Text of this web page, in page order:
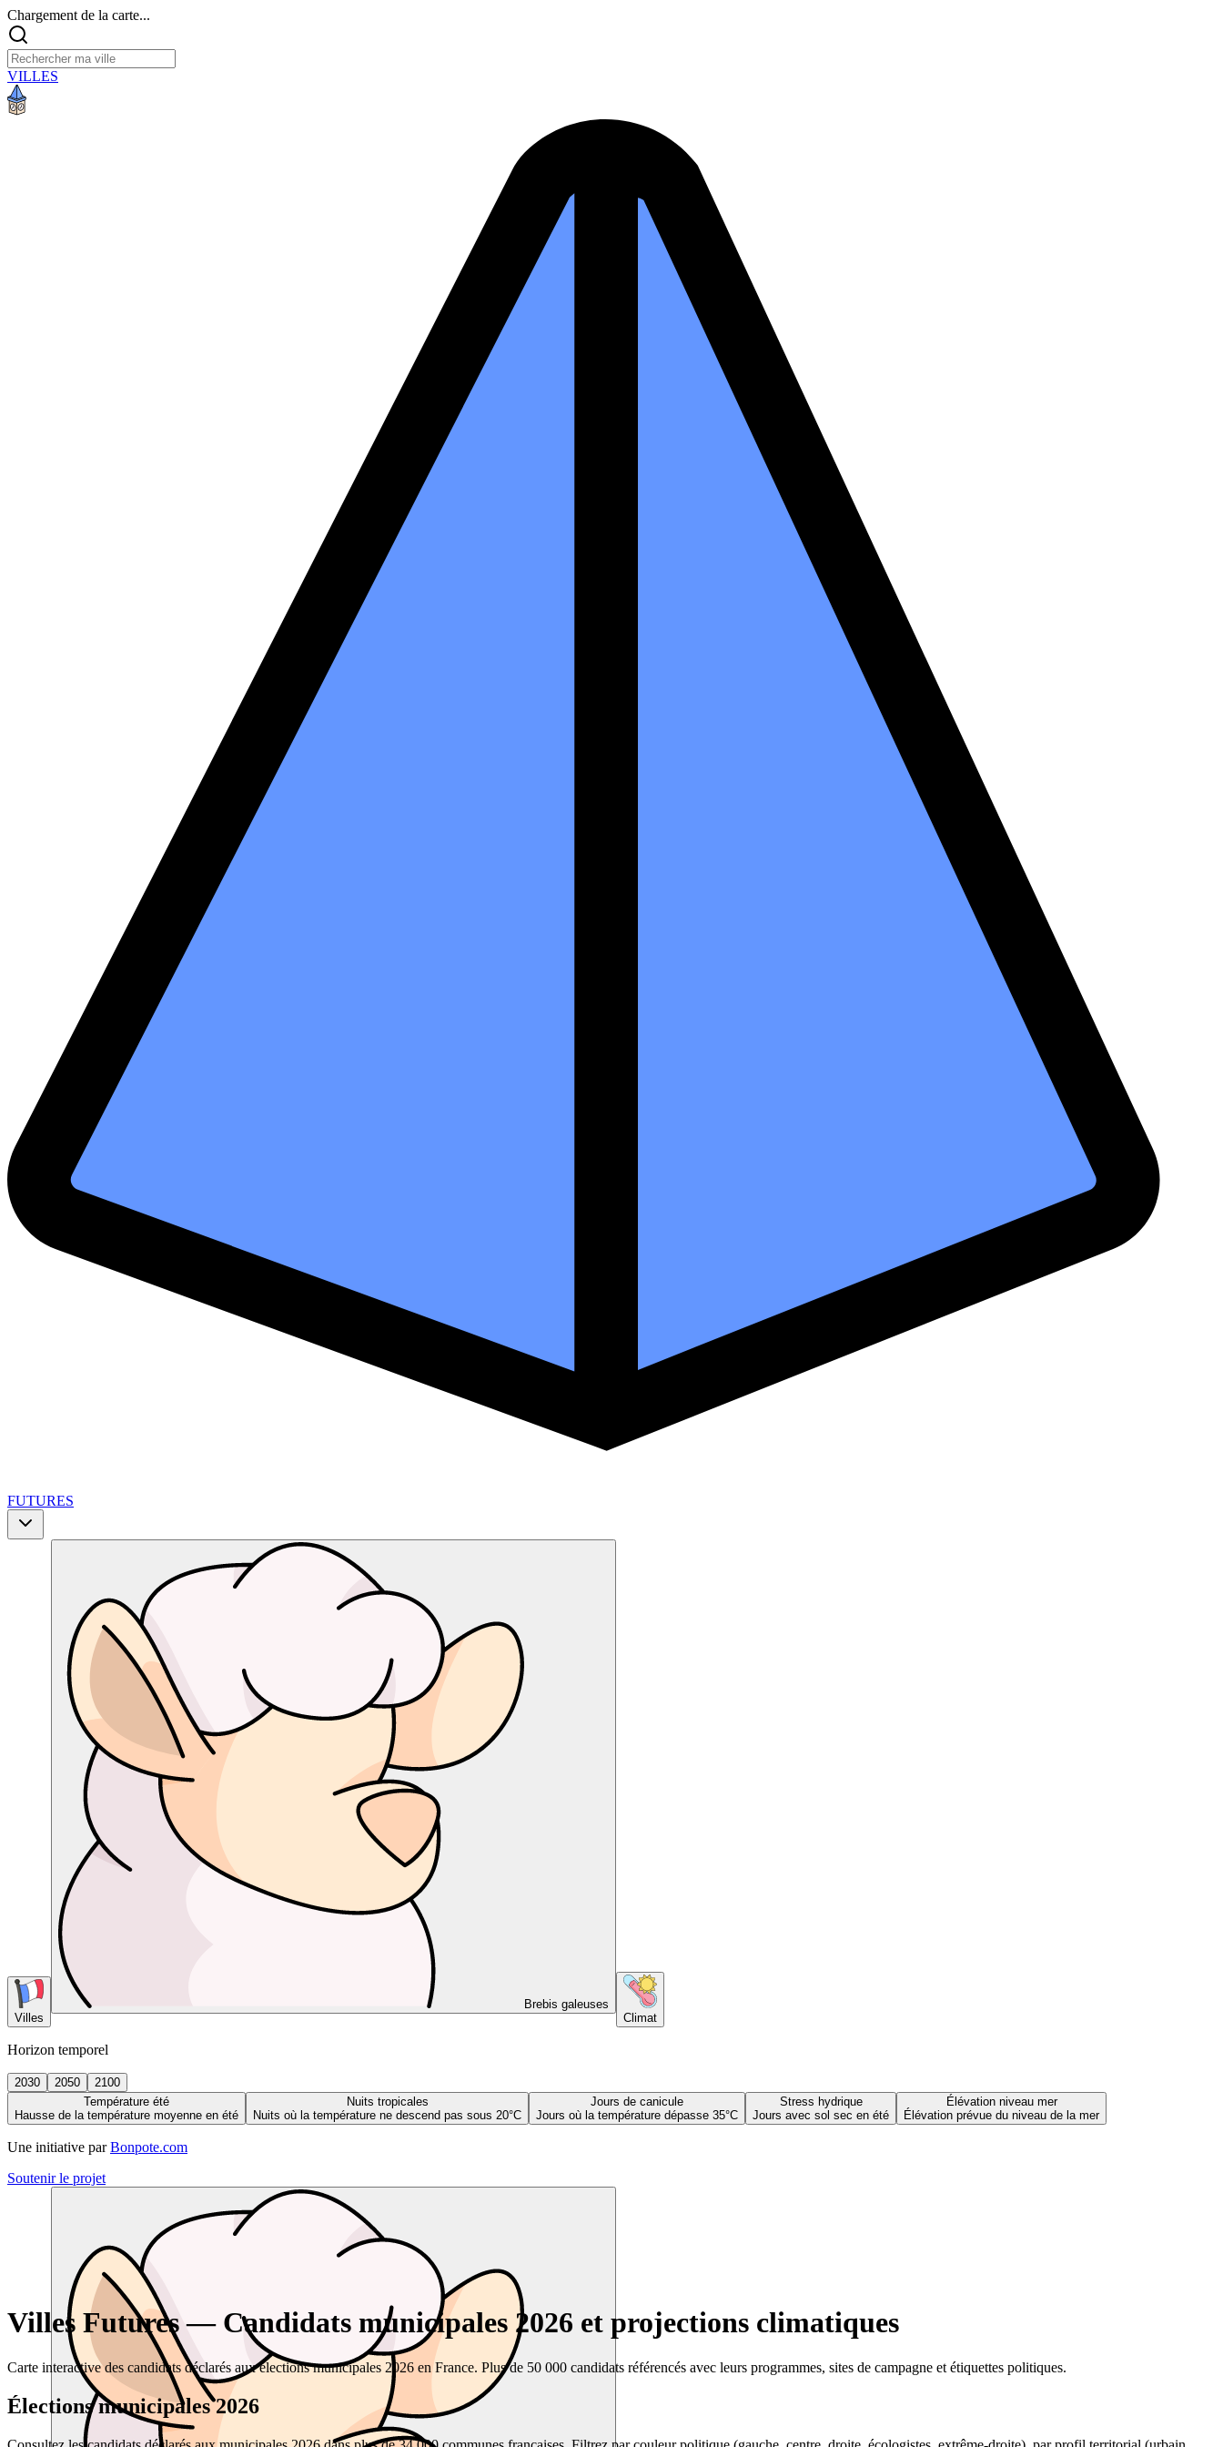
Chargement de la carte...
VILLES
FUTURES
Villes
Brebis galeuses
Climat
Horizon temporel
2030 2050
2100
Température été
Hausse de la température moyenne en été
Nuits tropicales
Nuits où la température ne descend pas sous 20°C
Jours de canicule
Jours où la température dépasse 35°C
Stress hydrique
Jours avec sol sec en été
Élévation niveau mer
Élévation prévue du niveau de la mer
Une initiative par Bonpote.com
Soutenir le projet
Villes Futures — Candidats municipales 2026 et projections climatiques
Carte interactive des candidats déclarés aux élections municipales 2026 en France. Plus de 50 000 candidats référencés avec leurs programmes, sites de campagne et étiquettes politiques.
Élections municipales 2026